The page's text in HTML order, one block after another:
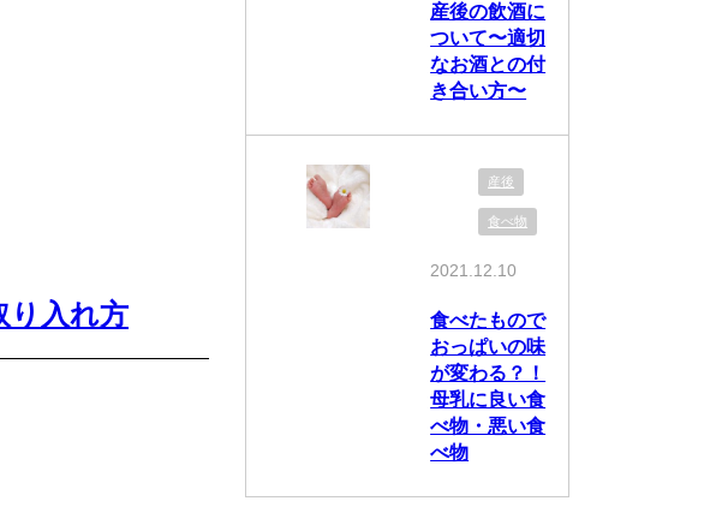
り入れ方
産後の飲酒に
ついて〜適切
なお酒との付
き合い方〜
産後
食べ物
2021.12.10
食べたもので
おっぱいの味
が変わる？！
母乳に良い食
べ物・悪い食
べ物